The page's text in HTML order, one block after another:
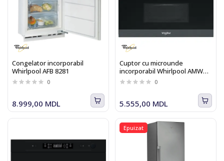
Congelator incorporabil
Whirlpool AFB 8281
0
8.999,00 MDL
Cuptor cu microunde
incorporabil Whirlpool AMW
4900 IX
0
5.555,00 MDL
Epuizat